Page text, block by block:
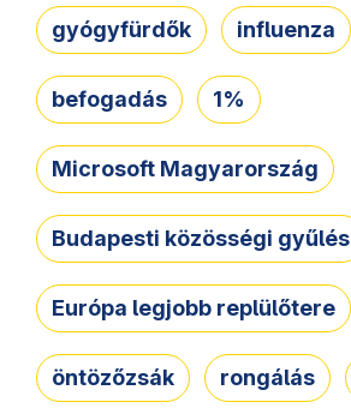
gyógyfürdők influenza
befogadás 1%
Microsoft Magyarország
Budapesti közösségi gyűlés
Európa legjobb replülőtere
öntözőzsák rongálás